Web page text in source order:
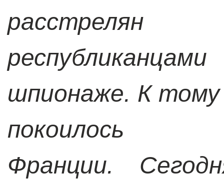
шпионаже. К
Франции.